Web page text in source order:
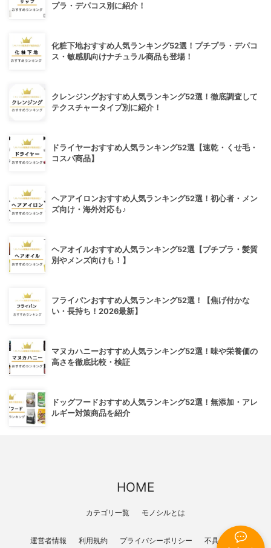
プラ・デパコス別に紹介！
化粧下地おすすめ人気ランキング52選！プチプラ・デパコ
ス・敏感肌向けナチュラル商品も登場！
クレンジングおすすめ人気ランキング52選！徹底調査して
テクスチャータイプ別に紹介！
ドライヤーおすすめ人気ランキング52選【速乾・くせ毛・
コスパ商品】
ヘアアイロンおすすめ人気ランキング52選！初心者・メン
ズ向け・海外対応も♪
ヘアオイルおすすめ人気ランキング52選【プチプラ・髪質
別やメンズ向けも！】
フライパンおすすめ人気ランキング52選！【焦げ付かな
い・長持ち！2026最新】
マヌカハニーおすすめ人気ランキング52選！味や栄養価の
高さを徹底比較・検証
ドッグフードおすすめ人気ランキング52選！無添加・アレ
ルギー対策商品を紹介
HOME
カテゴリ一覧 モノシルとは
運営者情報 利用規約 プライバシーポリシー 不具合報告